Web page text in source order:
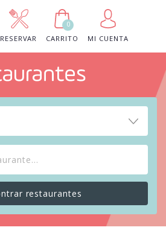
RESERVAR
0
CARRITO
MI CUENTA